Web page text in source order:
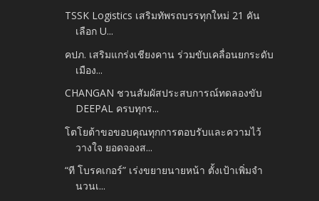
TSSK Logistics เสริมทัพรถบรรทุกใหม่ 21 คัน
เลือก U...
คปภ. เสริมแกร่งเชียงคาน ร่วมขับเคลื่อนยกระดับ
เมือง...
CHANGAN ชวนสัมผัสประสบการณ์ทดลองขับ
DEEPAL ครบทุกร...
โตโยต้าขอขอบคุณทุกการตอบรับและความไว้
วางใจ ยอดจองส...
“ที โบรคเกอร์” เร่งขยายนายหน้า ตั้งเป้าเพิ่มจำ
นวนเ...